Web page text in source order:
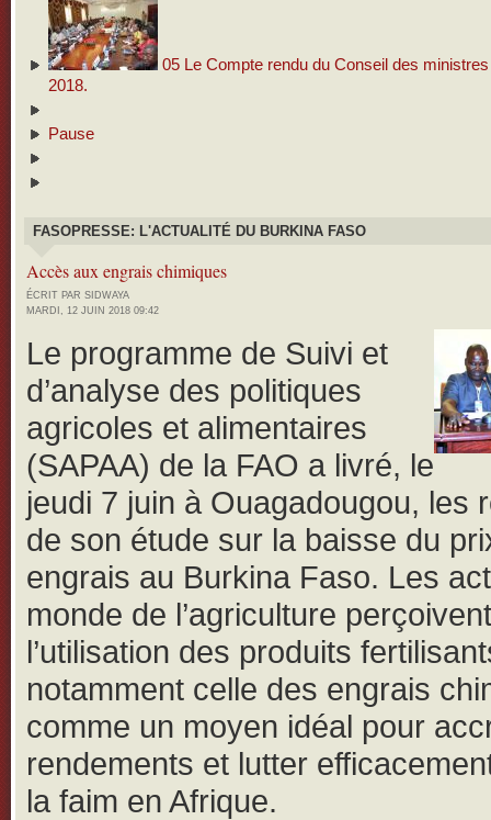
05 Le Compte rendu du Conseil des
2018.
Pause
FASOPRESSE: L'ACTUALITÉ DU BURKINA FASO
Accès aux engrais chimiques
ÉCRIT PAR SIDWAYA
MARDI, 12 JUIN 2018 09:42
Le programme de Suivi et
d’analyse des politiques
agricoles et alimentaires
(SAPAA) de la FAO a livré, le
jeudi 7 juin à Ouagadougou, les
de son étude sur la baisse du
engrais au Burkina Faso. Les
monde de l’agriculture perçoivent
l’utilisation des produits
notamment celle des engrais
comme un moyen idéal pour
rendements et lutter
la faim en Afrique.